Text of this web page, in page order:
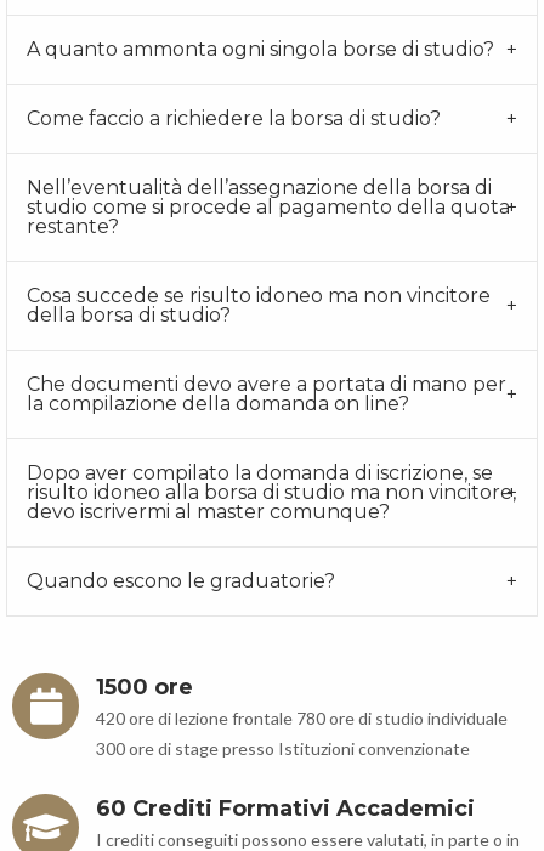
A quanto ammonta ogni singola borse di studio?
Come faccio a richiedere la borsa di studio?
Nell’eventualità dell’assegnazione della borsa di
studio come si procede al pagamento della quota
restante?
Cosa succede se risulto idoneo ma non vincitore
della borsa di studio?
Che documenti devo avere a portata di mano per
la compilazione della domanda on line?
Dopo aver compilato la domanda di iscrizione, se
risulto idoneo alla borsa di studio ma non vincitore,
devo iscrivermi al master comunque?
Quando escono le graduatorie?
1500 ore
420 ore di lezione frontale 780 ore di studio individuale
300 ore di stage presso Istituzioni convenzionate
60 Crediti Formativi Accademici
I crediti conseguiti possono essere valutati, in parte o in